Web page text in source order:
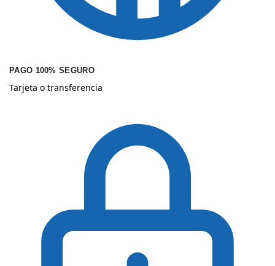
PAGO 100% SEGURO
Tarjeta o transferencia